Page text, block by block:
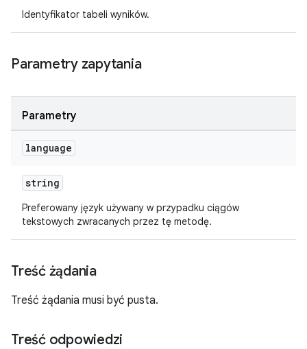
Identyfikator tabeli wyników.
Parametry zapytania
Parametry
language
string
Preferowany język używany w przypadku ciągów
tekstowych zwracanych przez tę metodę.
Treść żądania
Treść żądania musi być pusta.
Treść odpowiedzi